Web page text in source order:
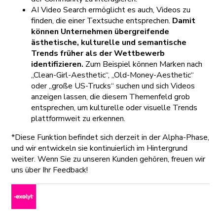
AI Video Search ermöglicht es auch, Videos zu
finden, die einer Textsuche entsprechen. Damit
können Unternehmen übergreifende
ästhetische, kulturelle und semantische
Trends früher als der Wettbewerb
identifizieren. Zum Beispiel können Marken nach
„Clean-Girl-Aesthetic“, „Old-Money-Aesthetic“
oder „große US-Trucks“ suchen und sich Videos
anzeigen lassen, die diesem Themenfeld grob
entsprechen, um kulturelle oder visuelle Trends
plattformweit zu erkennen.
*Diese Funktion befindet sich derzeit in der Alpha-Phase,
und wir entwickeln sie kontinuierlich im Hintergrund
weiter. Wenn Sie zu unseren Kunden gehören, freuen wir
uns über Ihr Feedback!